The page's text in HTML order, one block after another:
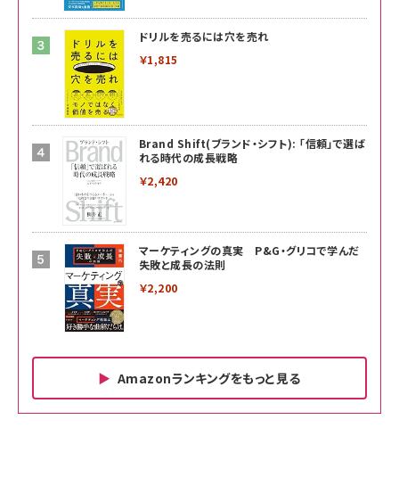
ドリルを売るには穴を売れ
￥1,815
Brand Shift(ブランド・シフト): 「信頼」で選ば
れる時代の成長戦略
￥2,420
マーケティングの真実 P&G・グリコで学んだ
失敗と成長の法則
￥2,200
Amazonランキングをもっと見る